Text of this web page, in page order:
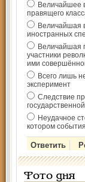
Величайшее
правящего
Величайшая
иностранных
Величайшая
участники
ими
Всего лишь
эксперимент
Следствие
Неудачное
котором
Фото дня